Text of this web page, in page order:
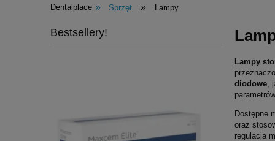
Dentalplace » Sprzęt » Lampy
Bestsellery!
Lampy
diodowe
Dostępne
oraz
regulacja